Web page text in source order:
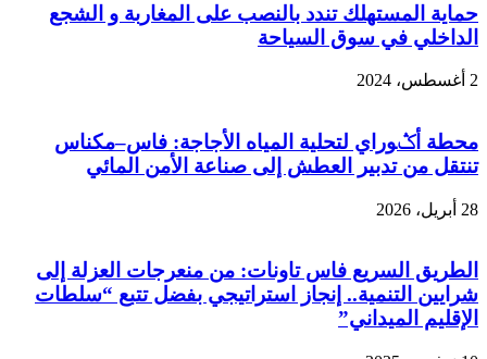
حماية المستهلك تندد بالنصب على المغاربة و الشجع
الداخلي في سوق السياحة
2 أغسطس، 2024
محطة أݣوراي لتحلية المياه الأجاجة: فاس–مكناس
تنتقل من تدبير العطش إلى صناعة الأمن المائي
28 أبريل، 2026
الطريق السريع فاس تاونات: من منعرجات العزلة إلى
شرايين التنمية.. إنجاز استراتيجي بفضل تتبع “سلطات
الإقليم الميداني”